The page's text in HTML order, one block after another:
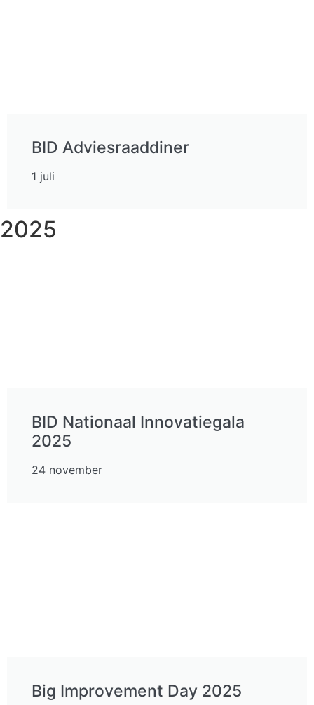
BID Adviesraaddiner
1 juli
2025
BID Nationaal Innovatiegala
2025
24 november
Big Improvement Day 2025